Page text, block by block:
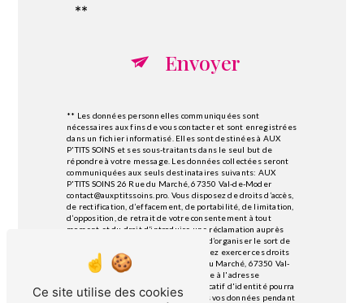
**
Envoyer
** Les données personnelles communiquées sont
nécessaires aux fins de vous contacter et sont enregistrées
dans un fichier informatisé. Elles sont destinées à AUX
P'TITS SOINS et ses sous-traitants dans le seul but de
répondre à votre message. Les données collectées seront
communiquées aux seuls destinataires suivants: AUX
P'TITS SOINS 26 Rue du Marché, 67350 Val-de-Moder
contact@auxptitssoins.pro. Vous disposez de droits d’accès,
de rectification, d’effacement, de portabilité, de limitation,
d’opposition, de retrait de votre consentement à tout
moment et du droit d’introduire une réclamation auprès
d’une autorité de contrôle, ainsi que d’organiser le sort de
vos données post-mortem. Vous pouvez exercer ces droits
par voie postale à l'adresse 26 Rue du Marché, 67350 Val-
de-Moder ou par courrier électronique à l'adresse
contact@auxptitssoins.pro. Un justificatif d'identité pourra
vous être demandé. Nous conservons vos données pendant
Ce site utilise des cookies